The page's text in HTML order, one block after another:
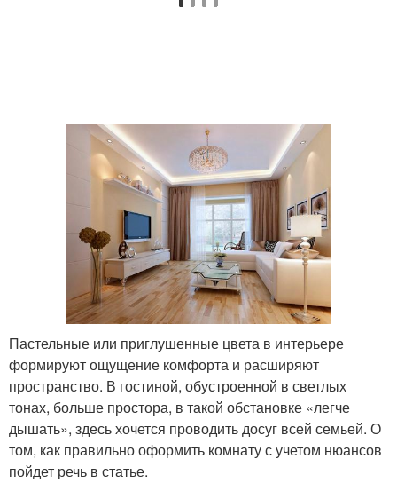
Пастельные или приглушенные цвета в интерьере
формируют ощущение комфорта и расширяют
пространство. В гостиной, обустроенной в светлых
тонах, больше простора, в такой обстановке «легче
дышать», здесь хочется проводить досуг всей семьей. О
том, как правильно оформить комнату с учетом нюансов
пойдет речь в статье.